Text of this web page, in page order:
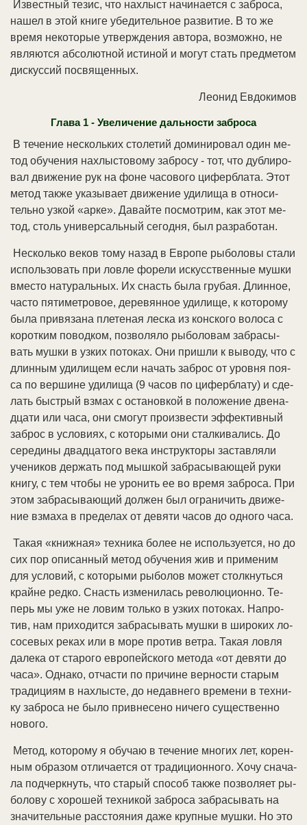
Из­вест­ный те­зис, что на­хлыст на­чи­на­ет­ся с за­бро­са,
на­шел в этой кни­ге убе­ди­тель­ное раз­ви­тие. В то же
вре­мя не­ко­то­рые ут­вер­жде­ния ав­то­ра, воз­мож­но, не
яв­ля­ют­ся аб­со­лют­ной ис­ти­ной и мо­гут стать пред­ме­том
дис­кус­сий по­свя­щен­ных.
Ле­о­нид Ев­до­ки­мов
Гла­ва 1 - Уве­ли­че­ние даль­но­сти за­бро­са
В те­че­ние не­сколь­ких сто­ле­тий до­ми­ни­ро­вал один ме­
тод обу­че­ния на­хлы­сто­во­му за­бро­су - тот, что дуб­ли­ро­
вал дви­же­ние рук на фо­не ча­со­во­го ци­фер­бла­та. Этот
ме­тод так­же ука­зы­ва­ет дви­же­ние уди­ли­ща в от­но­си­
тель­но уз­кой «ар­ке». Да­вай­те по­смот­рим, как этот ме­
тод, столь уни­вер­саль­ный се­го­дня, был раз­ра­бо­тан.
Не­сколь­ко ве­ков то­му на­зад в Ев­ро­пе ры­бо­ло­вы ста­ли
ис­поль­зо­вать при лов­ле фо­ре­ли ис­кус­ст­вен­ные муш­ки
вме­сто на­ту­раль­ных. Их снасть бы­ла гру­бая. Длин­ное,
час­то пя­ти­мет­ро­вое, де­ре­вян­ное уди­ли­ще, к ко­то­ро­му
бы­ла при­вя­за­на пле­те­ная лес­ка из кон­ско­го во­ло­са с
ко­рот­ким по­вод­ком, по­зво­ля­ло ры­бо­ло­вам за­бра­сы­
вать муш­ки в уз­ких по­то­ках. Они при­шли к вы­во­ду, что с
длин­ным уди­ли­щем ес­ли на­чать за­брос от уров­ня поя­
са по вер­ши­не уди­ли­ща (9 ча­сов по ци­фер­бла­ту) и сде­
лать бы­ст­рый взмах с ос­та­нов­кой в по­ло­же­ние две­на­
дца­ти или ча­са, они смо­гут про­из­ве­сти эф­фек­тив­ный
за­брос в ус­ло­ви­ях, с ко­то­ры­ми они стал­ки­ва­лись. До
се­ре­ди­ны два­дца­то­го ве­ка ин­ст­рук­то­ры за­став­ля­ли
уче­ни­ков дер­жать под мыш­кой за­бра­сы­ваю­щей ру­ки
кни­гу, с тем что­бы не уро­нить ее во вре­мя за­бро­са. При
этом за­бра­сы­ваю­щий дол­жен был ог­ра­ни­чить дви­же­
ние взма­ха в пре­де­лах от де­вя­ти ча­сов до од­но­го ча­са.
Та­кая «книж­ная» тех­ни­ка бо­лее не ис­поль­зу­ет­ся, но до
сих пор опи­сан­ный ме­тод обу­че­ния жив и при­ме­ним
для ус­ло­вий, с ко­то­ры­ми ры­бо­лов мо­жет столк­нуть­ся
край­не ред­ко. Снасть из­ме­ни­лась ре­во­лю­ци­он­но. Те­
перь мы уже не ло­вим толь­ко в уз­ких по­то­ках. На­про­
тив, нам при­хо­дит­ся за­бра­сы­вать муш­ки в ши­ро­ких ло­
со­се­вых ре­ках или в мо­ре про­тив вет­ра. Та­кая лов­ля
да­ле­ка от ста­ро­го ев­ро­пей­ско­го ме­то­да «от де­вя­ти до
ча­са». Од­на­ко, от­час­ти по при­чи­не вер­но­сти ста­рым
тра­ди­ци­ям в на­хлы­сте, до не­дав­не­го вре­ме­ни в тех­ни­
ку за­бро­са не бы­ло прив­не­се­но ни­че­го су­ще­ст­вен­но
но­во­го.
Ме­тод, ко­то­ро­му я обу­чаю в те­че­ние мно­гих лет, ко­рен­
ным об­ра­зом от­ли­ча­ет­ся от тра­ди­ци­он­но­го. Хо­чу сна­ча­
ла под­черк­нуть, что ста­рый спо­соб так­же по­зво­ля­ет ры­
бо­ло­ву с хо­ро­шей тех­ни­кой за­бро­са за­бра­сы­вать на
зна­чи­тель­ные рас­стоя­ния да­же круп­ные муш­ки. Но это